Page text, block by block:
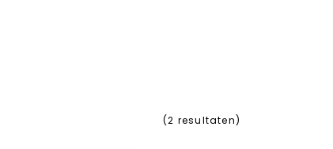
(2 resultaten)